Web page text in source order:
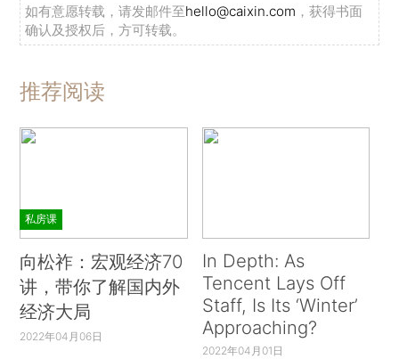
如有意愿转载，请发邮件至hello@caixin.com ，获得书面
确认及授权后，方可转载。
推荐阅读
私房课
向松祚：宏观经济70
讲，带你了解国内外
经济大局
2022年04月06日
In Depth: As
Tencent Lays Off
Staff, Is Its ‘Winter’
Approaching?
2022年04月01日